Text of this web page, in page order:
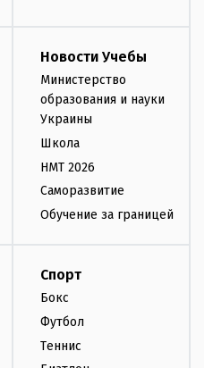
Новости Учебы
Министерство
образования и науки
Украины
Школа
НМТ 2026
Саморазвитие
Обучение за границей
Спорт
Бокс
Футбол
Теннис